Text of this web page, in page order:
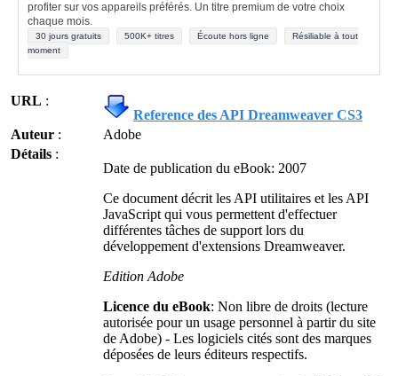
profiter sur vos appareils préférés. Un titre premium de votre choix
chaque mois.
30 jours gratuits 500K+ titres Écoute hors ligne
Résiliable à tout
moment
URL :
Reference des API Dreamweaver CS3
Auteur :
Adobe
Détails :
Date de publication du eBook: 2007
Ce document décrit les API utilitaires et les API
JavaScript qui vous permettent d'effectuer
différentes tâches de support lors du
développement d'extensions Dreamweaver.
Edition Adobe
Licence du eBook: Non libre de droits (lecture
autorisée pour un usage personnel à partir du site
de Adobe) - Les logiciels cités sont des marques
déposées de leurs éditeurs respectifs.